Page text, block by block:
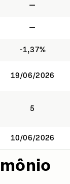
—
—
-1,37%
19/06/2026
5
10/06/2026